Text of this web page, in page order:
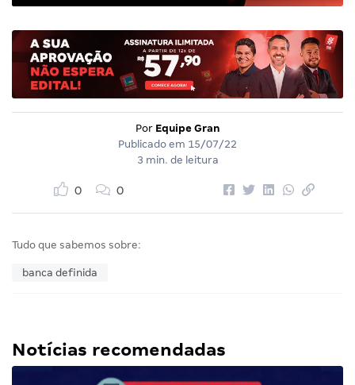
Por Equipe Gran
Publicado em 15/07/22
3 min. de leitura
0 0
Tudo que sabemos sobre:
banca definida
Notícias recomendadas